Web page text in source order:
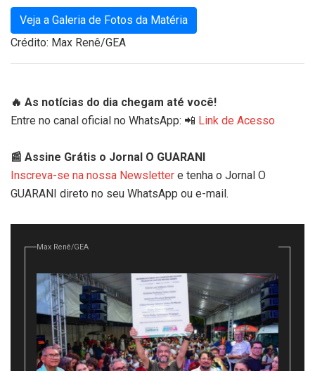
Veja a Galeria de Fotos da Matéria
Crédito: Max Renê/GEA
🔥 As notícias do dia chegam até você!
Entre no canal oficial no WhatsApp: 📲 Link de Acesso
📰 Assine Grátis o Jornal O GUARANI
Inscreva-se na nossa Newsletter e tenha o Jornal O
GUARANI direto no seu WhatsApp ou e-mail.
Max Renê/GEA